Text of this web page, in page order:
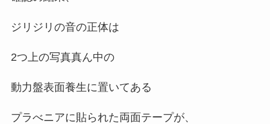
ジリジリの音の正体は
2つ上の写真真ん中の
動力盤表面養生に置いてある
プラべニアに貼られた両面テープが、